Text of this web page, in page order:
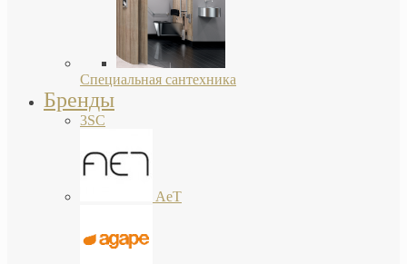
Специальная сантехника
Бренды
3SC
AeT